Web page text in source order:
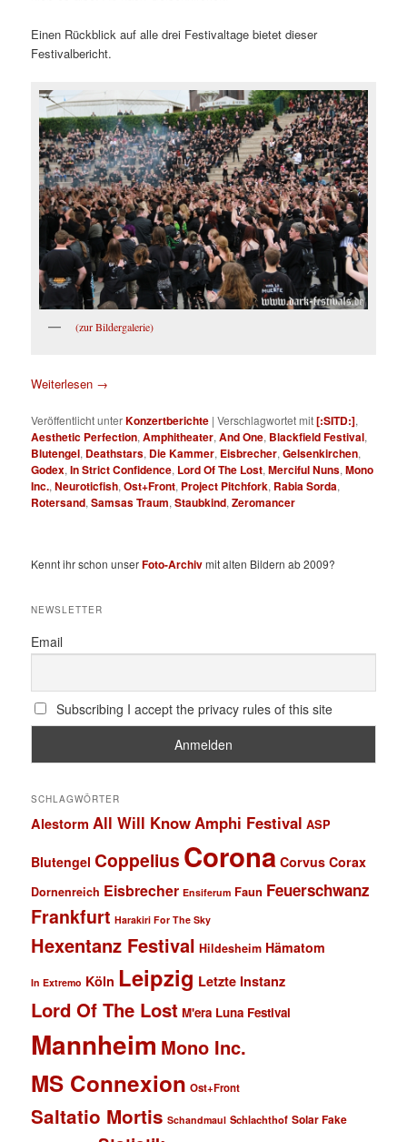
Einen Rückblick auf alle drei Festivaltage bietet dieser
Festivalbericht.
(zur Bildergalerie)
Weiterlesen →
Veröffentlicht unterKonzertberichte |Verschlagwortet mit[:SITD:],
Aesthetic Perfection,Amphitheater,And One, Blackfield Festival,
Blutengel, Deathstars, Die Kammer, Eisbrecher,Gelsenkirchen,
Godex,In Strict Confidence, Lord Of The Lost,Merciful Nuns,Mono
Inc.,Neuroticfish,Ost+Front, Project Pitchfork, Rabia Sorda,
Rotersand,Samsas Traum,Staubkind,Zeromancer
Kennt ihr schon unserFoto-Archivmit alten Bildern ab 2009?
NEWSLETTER
Email
Subscribing I accept the privacy rules of this site
SCHLAGWÖRTER
Alestorm All Will KnowAmphi Festival ASP
Blutengel Coppelius Corona Corvus Corax
Dornenreich Eisbrecher Ensiferum Faun Feuerschwanz
Frankfurt Harakiri For The Sky
Hexentanz Festival Hildesheim Hämatom
In Extremo Köln Leipzig Letzte Instanz
Lord Of The Lost M'era Luna Festival
Mannheim Mono Inc.
MS Connexion Ost+Front
Saltatio Mortis Schandmaul Schlachthof Solar Fake